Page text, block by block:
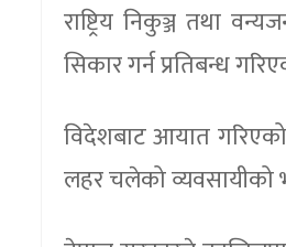
राष्ट्रिय निकुञ्ज तथा
सिकार गर्न प्रतिबन्ध
विदेशबाट आयात
लहर चलेको व्यवसायीको